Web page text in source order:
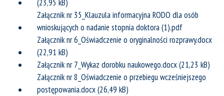
Załącznik nr 35_Klauzula informacyjna RODO dla osób
wnioskujących o nadanie stopnia doktora (1).pdf
Załącznik nr 6_Oświadczenie o oryginalności rozprawy.docx
Załącznik nr 7_Wykaz dorobku naukowego.docx
Załącznik nr 8_Oświadczenie o przebiegu wcześniejszego
postępowania.docx